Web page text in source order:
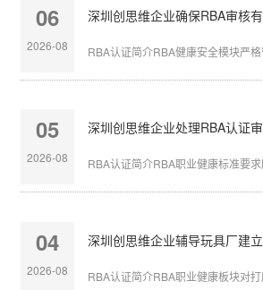
06
2026-08
深圳创思维企业确保RBA审核
RBA认证简介RBA健康安全模块严
05
2026-08 RBA认证简介RBA职业健康标准要
04
2026-08 RBA认证简介RBA职业健康板块对打